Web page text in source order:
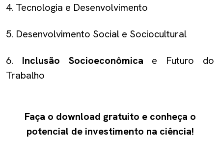
4. Tecnologia e Desenvolvimento
5. Desenvolvimento Social e Sociocultural
6. Inclusão Socioeconômica e Futuro do
Trabalho
Faça o download gratuito e conheça o
potencial de investimento na ciência!